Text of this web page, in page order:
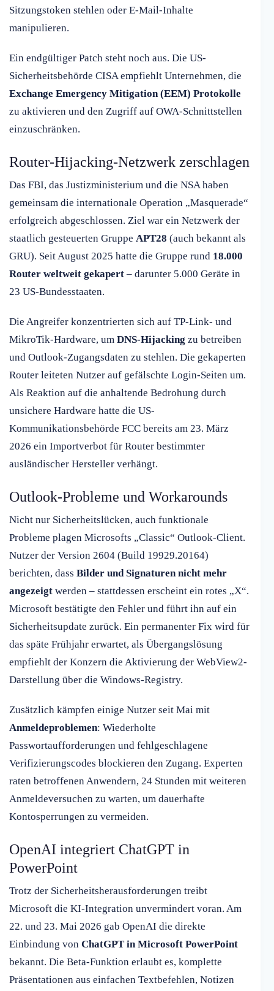
Sitzungstoken stehlen oder E-Mail-Inhalte
manipulieren.
Ein endgültiger Patch steht noch aus. Die US-
Sicherheitsbehörde CISA empfiehlt Unternehmen, die
Exchange Emergency Mitigation (EEM) Protokolle
zu aktivieren und den Zugriff auf OWA-Schnittstellen
einzuschränken.
Router-Hijacking-Netzwerk zerschlagen
Das FBI, das Justizministerium und die NSA haben
gemeinsam die internationale Operation „Masquerade“
erfolgreich abgeschlossen. Ziel war ein Netzwerk der
staatlich gesteuerten Gruppe APT28 (auch bekannt als
GRU). Seit August 2025 hatte die Gruppe rund 18.000
Router weltweit gekapert – darunter 5.000 Geräte in
23 US-Bundesstaaten.
Die Angreifer konzentrierten sich auf TP-Link- und
MikroTik-Hardware, um DNS-Hijacking zu betreiben
und Outlook-Zugangsdaten zu stehlen. Die gekaperten
Router leiteten Nutzer auf gefälschte Login-Seiten um.
Als Reaktion auf die anhaltende Bedrohung durch
unsichere Hardware hatte die US-
Kommunikationsbehörde FCC bereits am 23. März
2026 ein Importverbot für Router bestimmter
ausländischer Hersteller verhängt.
Outlook-Probleme und Workarounds
Nicht nur Sicherheitslücken, auch funktionale
Probleme plagen Microsofts „Classic“ Outlook-Client.
Nutzer der Version 2604 (Build 19929.20164)
berichten, dass Bilder und Signaturen nicht mehr
angezeigt werden – stattdessen erscheint ein rotes „X“.
Microsoft bestätigte den Fehler und führt ihn auf ein
Sicherheitsupdate zurück. Ein permanenter Fix wird für
das späte Frühjahr erwartet, als Übergangslösung
empfiehlt der Konzern die Aktivierung der WebView2-
Darstellung über die Windows-Registry.
Zusätzlich kämpfen einige Nutzer seit Mai mit
Anmeldeproblemen: Wiederholte
Passwortaufforderungen und fehlgeschlagene
Verifizierungscodes blockieren den Zugang. Experten
raten betroffenen Anwendern, 24 Stunden mit weiteren
Anmeldeversuchen zu warten, um dauerhafte
Kontosperrungen zu vermeiden.
OpenAI integriert ChatGPT in
PowerPoint
Trotz der Sicherheitsherausforderungen treibt
Microsoft die KI-Integration unvermindert voran. Am
22. und 23. Mai 2026 gab OpenAI die direkte
Einbindung von ChatGPT in Microsoft PowerPoint
bekannt. Die Beta-Funktion erlaubt es, komplette
Präsentationen aus einfachen Textbefehlen, Notizen